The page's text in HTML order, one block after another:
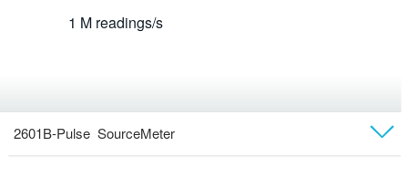
1 M readings/s
2601B-Pulse SourceMeter